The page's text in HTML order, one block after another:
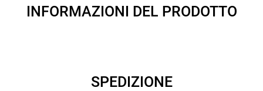
INFORMAZIONI DEL PRODOTTO
SPEDIZIONE